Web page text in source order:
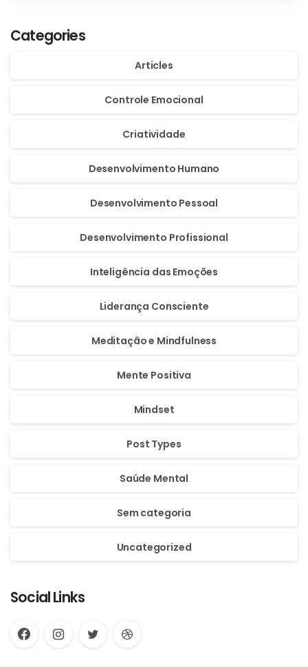
Categories
Articles
Controle Emocional
Criatividade
Desenvolvimento Humano
Desenvolvimento Pessoal
Desenvolvimento Profissional
Inteligência das Emoções
Liderança Consciente
Meditação e Mindfulness
Mente Positiva
Mindset
Post Types
Saúde Mental
Sem categoria
Uncategorized
Social Links